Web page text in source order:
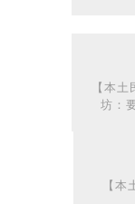
【本
坊：
【